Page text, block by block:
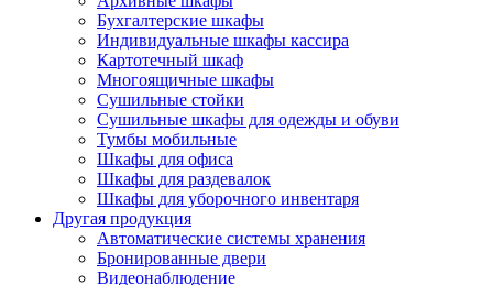
Бухгалтерские шкафы
Индивидуальные шкафы кассира
Картотечный шкаф
Многоящичные шкафы
Сушильные стойки
Сушильные шкафы для одежды и обуви
Тумбы мобильные
Шкафы для офиса
Шкафы для раздевалок
Шкафы для уборочного инвентаря
Другая продукция
Автоматические системы хранения
Бронированные двери
Видеонаблюдение